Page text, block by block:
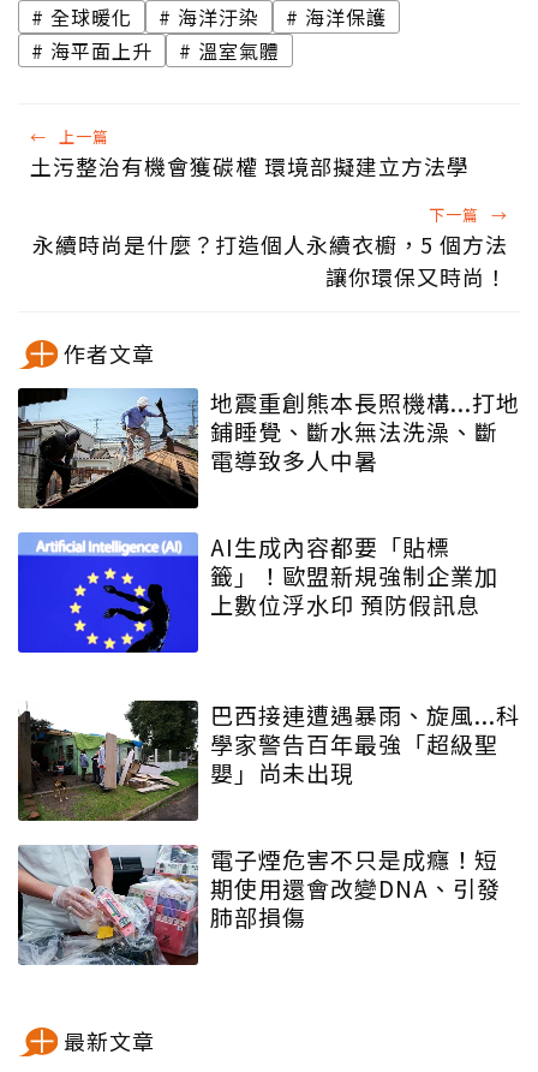
全球暖化 海洋汙染
海洋保護
海平面上升
溫室氣體
← 上一篇
土污整治有機會獲碳權 環境部擬建立方法學
下一篇 →
永續時尚是什麼？打造個人永續衣櫥，5 個方法
讓你環保又時尚！
作者文章
地震重創熊本長照機構...打地
鋪睡覺、斷水無法洗澡、斷
電導致多人中暑
AI生成內容都要「貼標
籤」！歐盟新規強制企業加
上數位浮水印 預防假訊息
巴西接連遭遇暴雨、旋風...科
學家警告百年最強「超級聖
嬰」尚未出現
電子煙危害不只是成癮！短
期使用還會改變DNA、引發
肺部損傷
最新文章